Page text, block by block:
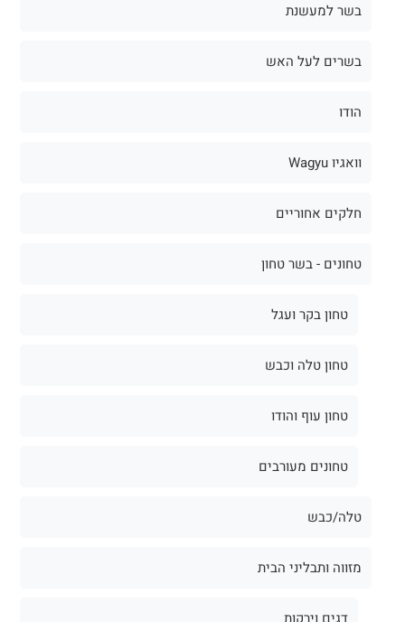
בשר למעשנת
בשרים לעל האש
הודו
וואגיו Wagyu
חלקים אחוריים
טחונים - בשר טחון
טחון בקר ועגל
טחון טלה וכבש
טחון עוף והודו
טחונים מעורבים
טלה/כבש
מזווה ותבליני הבית